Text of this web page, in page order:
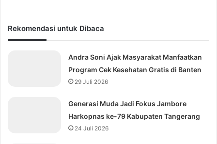
Rekomendasi untuk Dibaca
Andra Soni Ajak Masyarakat Manfaatkan
Program Cek Kesehatan Gratis di Banten
29 Juli 2026
Generasi Muda Jadi Fokus Jambore
Harkopnas ke-79 Kabupaten Tangerang
24 Juli 2026